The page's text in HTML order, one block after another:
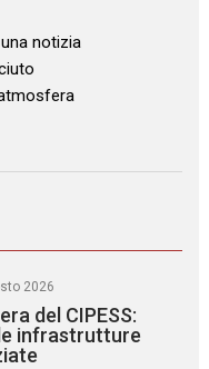
notizia
2026
del CIPESS:
infrastrutture